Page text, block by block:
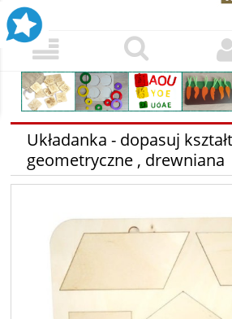
Układanka - dopasuj
geometryczne , drewniana